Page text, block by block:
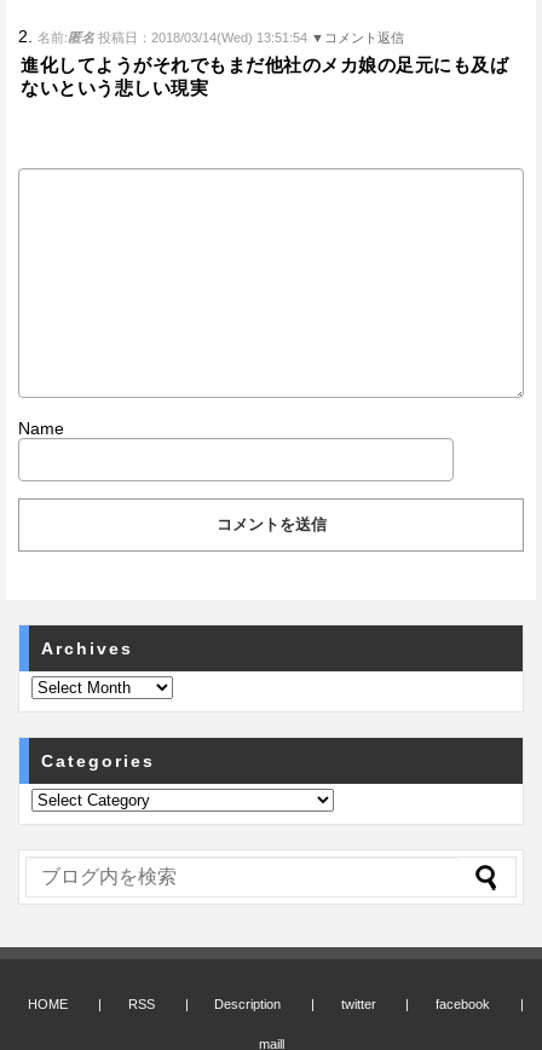
2. 名前:匿名 投稿日：2018/03/14(Wed) 13:51:54 ▼コメント返信
進化してようがそれでもまだ他社のメカ娘の足元にも及ば
ないという悲しい現実
Name
Archives
Categories
HOME RSS Description twitter facebook
maill